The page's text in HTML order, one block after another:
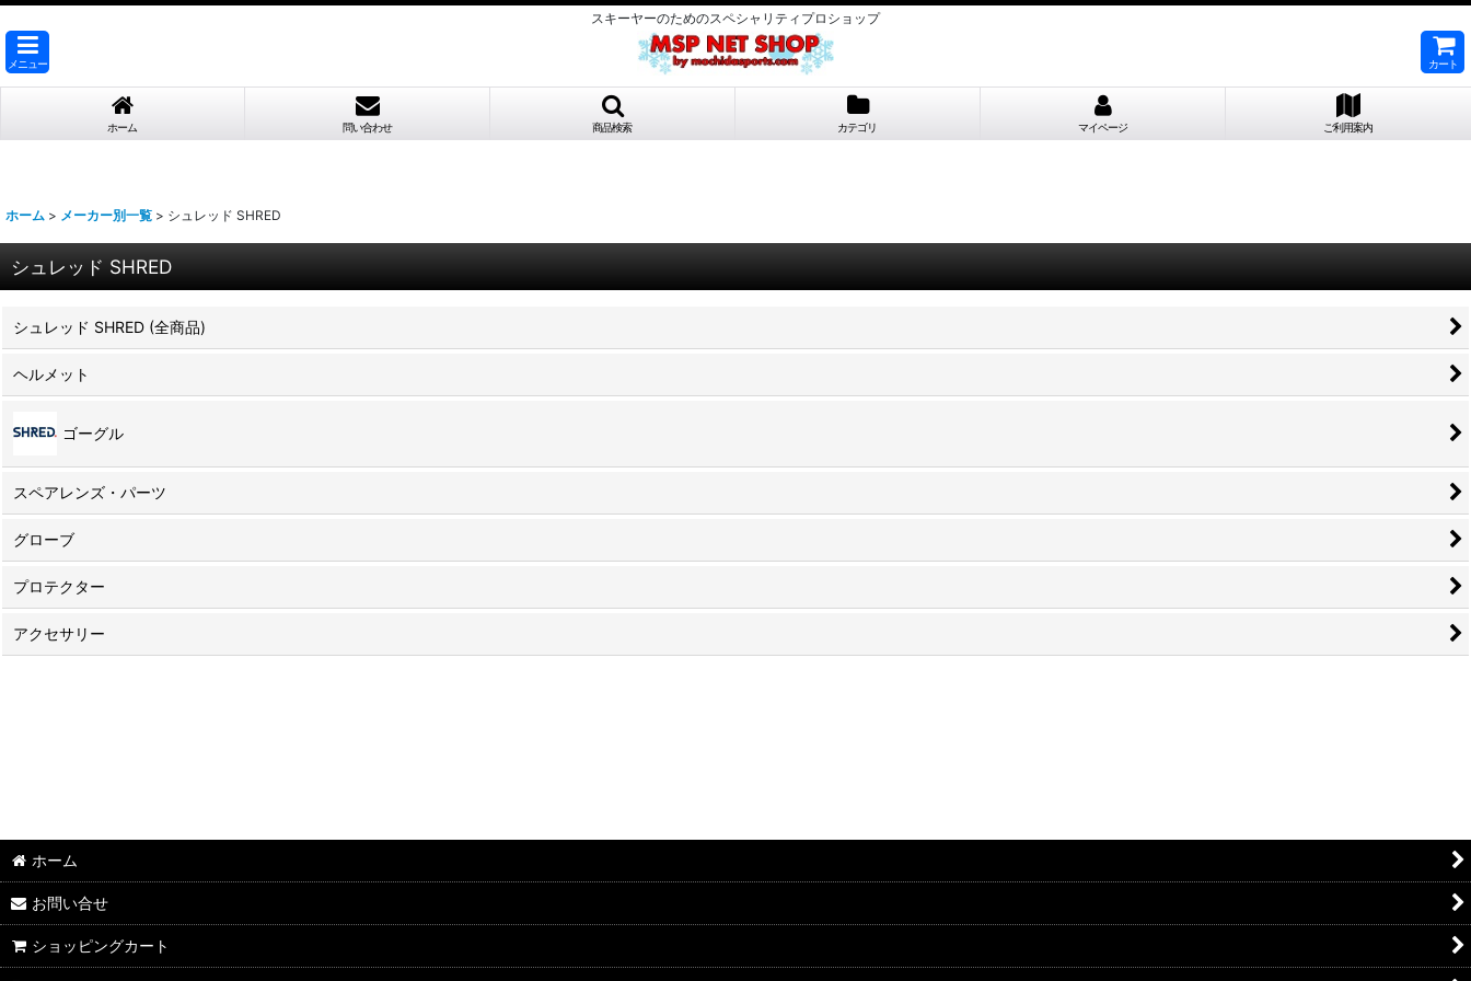
スキーヤーのためのスペシャリティプロショップ
メニュー カート
ホーム 問い合わせ 商品検索 カテゴリ マイページ ご利用案内
ホーム > メーカー別一覧 > シュレッド SHRED
シュレッド SHRED
シュレッド SHRED (全商品)
ヘルメット
ゴーグル
スペアレンズ・パーツ
グローブ
プロテクター
アクセサリー
ホーム
お問い合せ
ショッピングカート